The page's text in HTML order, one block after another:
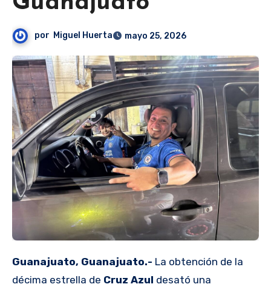
por Miguel Huerta mayo 25, 2026
Guanajuato, Guanajuato.- La obtención de la
décima estrella de Cruz Azul desató una